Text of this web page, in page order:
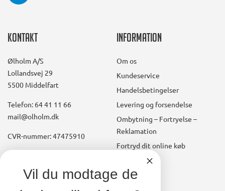
Kontakt
Ølholm A/S
Lollandsvej 29
5500 Middelfart
Telefon: 64 41 11 66
mail@olholm.dk
CVR-nummer: 47475910
Information
Om os
Kundeservice
Handelsbetingelser
Levering og forsendelse
Ombytning – Fortryelse –
Reklamation
Fortryd dit online køb
Konto
square
Vil du modtage de